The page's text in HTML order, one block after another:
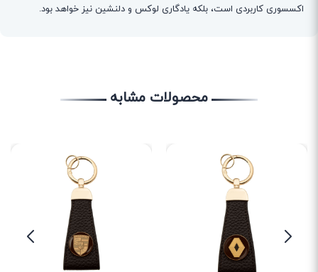
اکسسوری کاربردی است، بلکه یادگاری لوکس و دلنشین نیز خواهد بود.
محصولات مشابه